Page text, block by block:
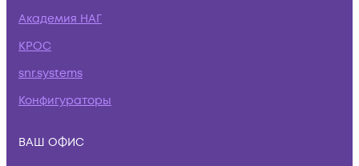
Академия НАГ
КРОС
snr.systems
Конфигураторы
ВАШ ОФИС